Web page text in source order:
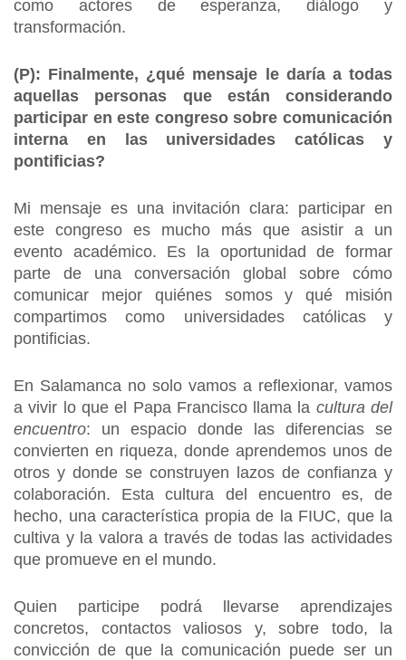
como actores de esperanza, diálogo y
transformación.
(P): Finalmente, ¿qué mensaje le daría a todas
aquellas personas que están considerando
participar en este congreso sobre comunicación
interna en las universidades católicas y
pontificias?
Mi mensaje es una invitación clara: participar en
este congreso es mucho más que asistir a un
evento académico. Es la oportunidad de formar
parte de una conversación global sobre cómo
comunicar mejor quiénes somos y qué misión
compartimos como universidades católicas y
pontificias.
En Salamanca no solo vamos a reflexionar, vamos
a vivir lo que el Papa Francisco llama la cultura del
encuentro: un espacio donde las diferencias se
convierten en riqueza, donde aprendemos unos de
otros y donde se construyen lazos de confianza y
colaboración. Esta cultura del encuentro es, de
hecho, una característica propia de la FIUC, que la
cultiva y la valora a través de todas las actividades
que promueve en el mundo.
Quien participe podrá llevarse aprendizajes
concretos, contactos valiosos y, sobre todo, la
convicción de que la comunicación puede ser un